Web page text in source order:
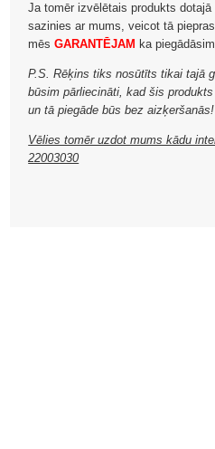
Ja tomēr izvēlētais produkts
sazinies ar mums, veicot tā
mēsGARANTĒJAM ka
P.S. Rēķins tiks nosūtīts tikai tajā
būsim pārliecināti, kad šis
un tā piegāde būs bez aizķeršanās!
Vēlies tomēr uzdot mums kādu
22003030